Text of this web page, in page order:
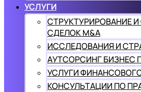
УСЛУГИ
СТРУКТУРИРОВАНИЕ
СДЕЛОК M&A
ИССЛЕДОВАНИЯ И
АУТСОРСИНГ БИЗНЕС
УСЛУГИ
КОНСУЛЬТАЦИИ ПО